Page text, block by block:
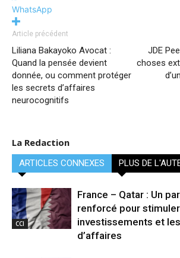
WhatsApp
Article précédent
Liliana Bakayoko Avocat :
Quand la pensée devient
donnée, ou comment protéger
les secrets d’affaires
neurocognitifs
JDE
choses
La Redaction
ARTICLES CONNEXES PLUS DE
CCI
France – Qatar : Un
renforcé pour
investissements et
d’affaires